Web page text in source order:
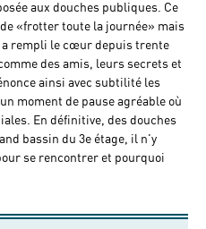
aux douches publiques. Ce
«frotter toute la journée» mais
a rempli le cœur depuis trente
des amis, leurs secrets et
ainsi avec subtilité les
moment de pause agréable où
En définitive, des douches
bassin du 3e étage, il n'y
se rencontrer et pourquoi